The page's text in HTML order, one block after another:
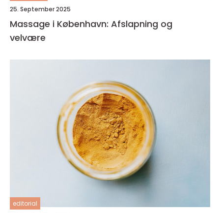
25. September 2025
Massage i København: Afslapning og
velvære
editorial